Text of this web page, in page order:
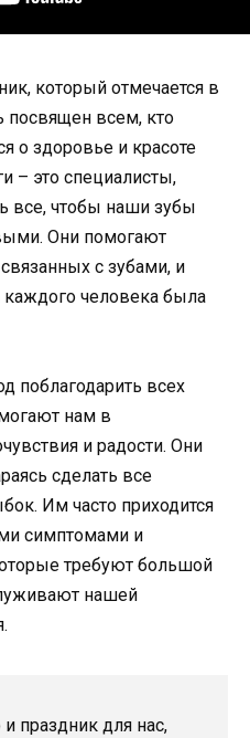
который отмечается в
посвящен всем, кто
о здоровье и красоте
– это специалисты,
все, чтобы наши зубы
Они помогают
с зубами, и
человека была
поблагодарить всех
нам в
и радости. Они
сделать все
Им часто приходится
симптомами и
требуют большой
нашей
праздник для нас,